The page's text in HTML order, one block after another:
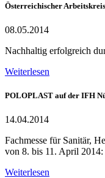
Österreichischer
08.05.2014
Nachhaltig erfolgreich
Weiterlesen
POLOPLAST auf der IFH
14.04.2014
Fachmesse für Sanitär,
von 8. bis 11. April 2014:
Weiterlesen